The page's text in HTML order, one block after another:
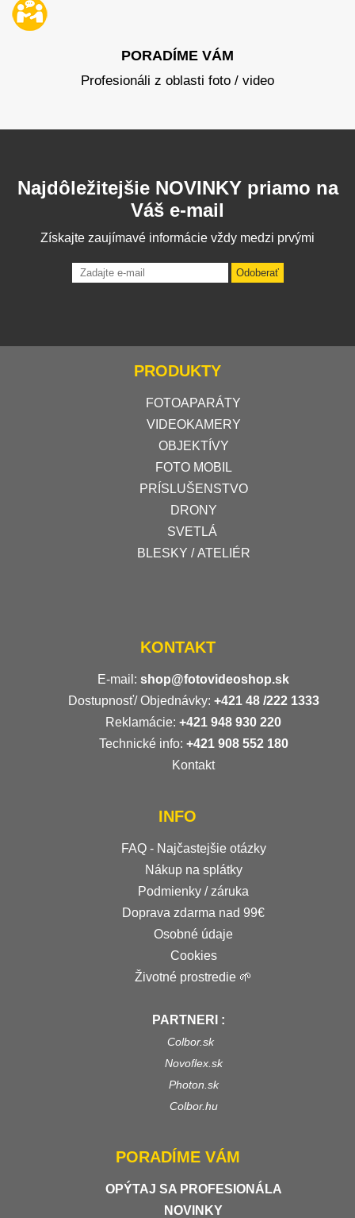
PORADÍME VÁM
Profesionáli z oblasti foto / video
Najdôležitejšie NOVINKY priamo na
Váš e-mail
Získajte zaujímavé informácie vždy medzi prvými
Odoberať
PRODUKTY
FOTOAPARÁTY
VIDEOKAMERY
OBJEKTÍVY
FOTO MOBIL
PRÍSLUŠENSTVO
DRONY
SVETLÁ
BLESKY / ATELIÉR
KONTAKT
E-mail: shop@fotovideoshop.sk
Dostupnosť/ Objednávky: +421 48 /222 1333
Reklamácie: +421 948 930 220
Technické info: +421 908 552 180
Kontakt
INFO
FAQ - Najčastejšie otázky
Nákup na splátky
Podmienky / záruka
Doprava zdarma nad 99€
Osobné údaje
Cookies
Životné prostredie 🌱
PARTNERI :
Colbor.sk
Novoflex.sk
Photon.sk
Colbor.hu
PORADÍME VÁM
OPÝTAJ SA PROFESIONÁLA
NOVINKY